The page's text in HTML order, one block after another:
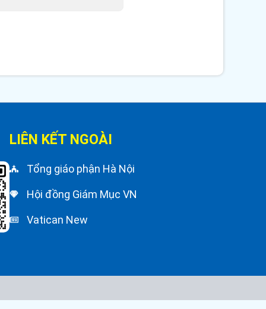
LIÊN KẾT NGOÀI
Tổng giáo phận Hà Nội
Hội đồng Giám Mục VN
Vatican New